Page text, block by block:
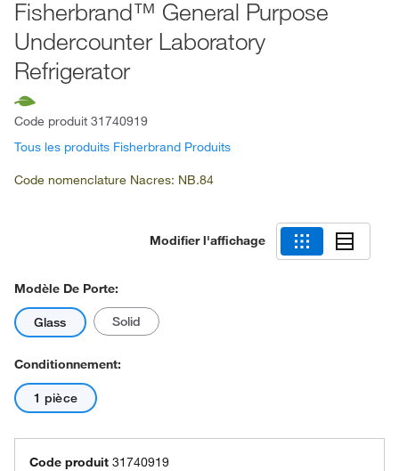
Fisherbrand™ General Purpose
Undercounter Laboratory
Refrigerator
Code produit 31740919
Tous les produits Fisherbrand Produits
Code nomenclature Nacres: NB.84
Modifier l'affichage
Modèle De Porte:
Glass Solid
Conditionnement:
1 pièce
Code produit 31740919